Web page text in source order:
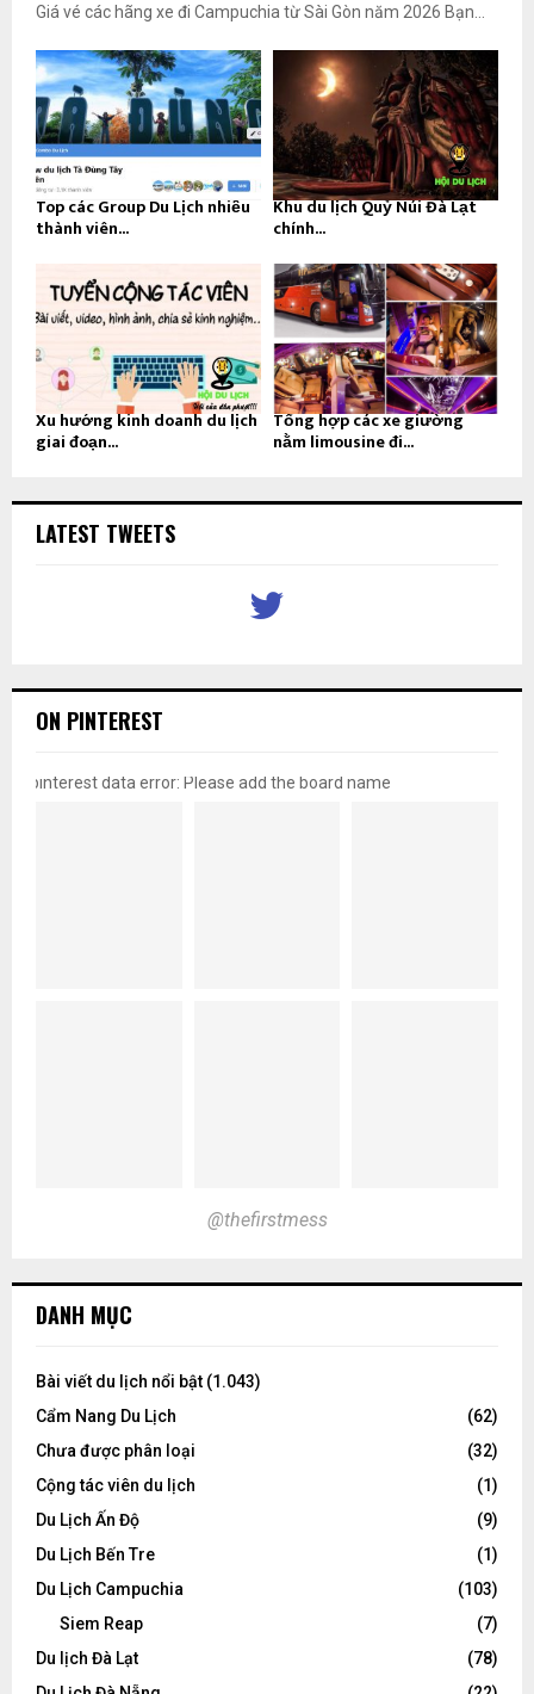
Giá vé các hãng xe đi Campuchia từ Sài Gòn năm 2026 Bạn...
Top các Group Du Lịch nhiều
thành viên...
Khu du lịch Quỷ Núi Đà Lạt
chính...
Xu hướng kinh doanh du lịch
giai đoạn...
Tổng hợp các xe giường
nằm limousine đi...
LATEST TWEETS
ON PINTEREST
pinterest data error: Please add the board name
@thefirstmess
DANH MỤC
Bài viết du lịch nổi bật (1.043)
Cẩm Nang Du Lịch
(62)
Chưa được phân loại
(32)
Cộng tác viên du lịch
(1)
Du Lịch Ấn Độ
(9)
Du Lịch Bến Tre
(1)
Du Lịch Campuchia
(103)
Siem Reap
(7)
Du lịch Đà Lạt
(78)